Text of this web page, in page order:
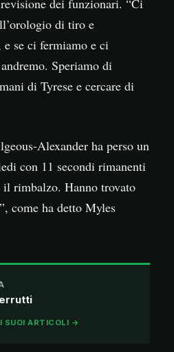
dei funzionari. “Ci
di tiro e
se ci fermiamo e ci
Speriamo di
di Tyrese e cercare di
Alexander ha perso un
con 11 secondi rimanenti
rimbalzo. Hanno trovato
come ha detto Myles
SUOI ARTICOLI →